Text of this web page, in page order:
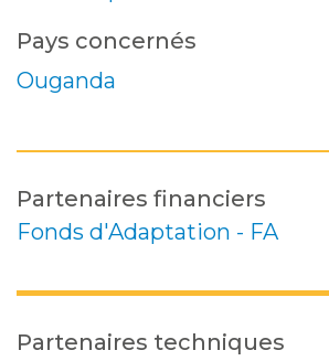
Pays concernés
Ouganda
Partenaires financiers
Fonds d'Adaptation - FA
Partenaires techniques